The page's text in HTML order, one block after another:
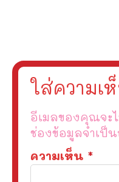
ใส่ความเ
อีเมลของคุณจะ
ช่องข้อมูลจำเป็
ความเห็น *